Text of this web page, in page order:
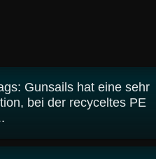
Gunsails hat eine sehr
bei der recyceltes PE